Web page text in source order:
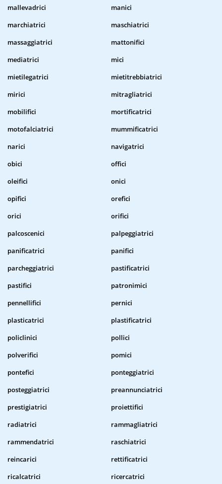
mallevadrici
manici
marchiatrici
maschiatrici
massaggiatrici
mattonifici
mediatrici
mici
mietilegatrici
mietitrebbiatrici
mirici
mitragliatrici
mobilifici
mortificatrici
motofalciatrici
mummificatrici
narici
navigatrici
obici
offici
oleifici
onici
opifici
orefici
orici
orifici
palcoscenici
palpeggiatrici
panificatrici
panifici
parcheggiatrici
pastificatrici
pastifici
patronimici
pennellifici
pernici
plasticatrici
plastificatrici
policlinici
pollici
polverifici
pomici
pontefici
ponteggiatrici
posteggiatrici
preannunciatrici
prestigiatrici
proiettifici
radiatrici
rammagliatrici
rammendatrici
raschiatrici
reincarici
rettificatrici
ricalcatrici
ricercatrici